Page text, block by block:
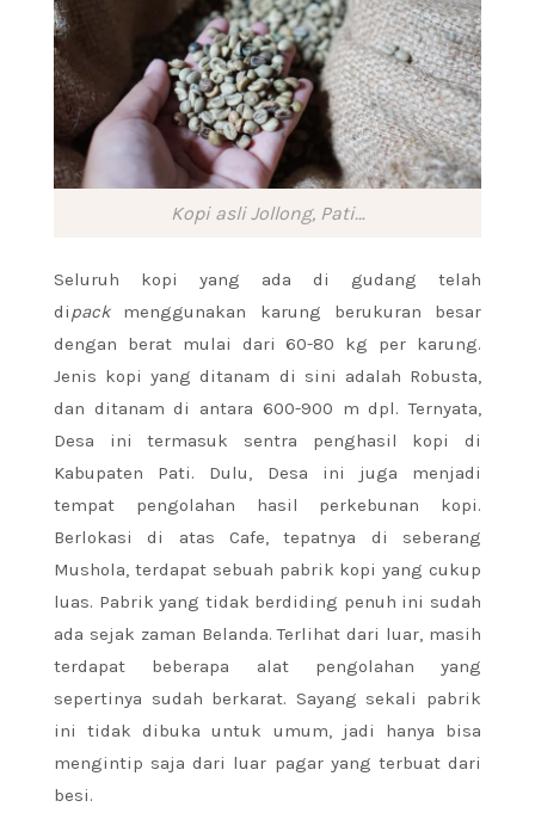
Kopi asli Jollong, Pati…
Seluruh kopi yang ada di gudang telah
dipackmenggunakan karung berukuran besar
dengan berat mulai dari 60-80 kg per karung.
Jenis kopi yang ditanam di sini adalah Robusta,
dan ditanam di antara 600-900 m dpl. Ternyata,
Desa ini termasuk sentra penghasil kopi di
Kabupaten Pati. Dulu, Desa ini juga menjadi
tempat pengolahan hasil perkebunan kopi.
Berlokasi di atas Cafe, tepatnya di seberang
Mushola, terdapat sebuah pabrik kopi yang cukup
luas. Pabrik yang tidak berdiding penuh ini sudah
ada sejak zaman Belanda. Terlihat dari luar, masih
terdapat beberapa alat pengolahan yang
sepertinya sudah berkarat. Sayang sekali pabrik
ini tidak dibuka untuk umum, jadi hanya bisa
mengintip saja dari luar pagar yang terbuat dari
besi.